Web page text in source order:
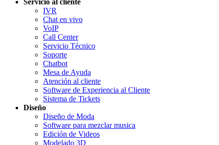
Servicio al cliente
IVR
Chat en vivo
VoIP
Call Center
Servicio Técnico
Soporte
Chatbot
Mesa de Ayuda
Atención al cliente
Software de Experiencia al Cliente
Sistema de Tickets
Diseño
Diseño de Moda
Software para mezclar musica
Edición de Videos
Modelado 3D